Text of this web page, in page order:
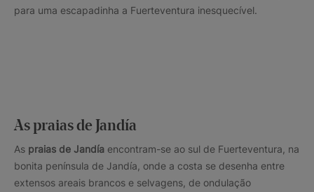
para uma escapadinha a Fuerteventura inesquecível.
As praias de Jandía
As praias de Jandía encontram-se ao sul de Fuerteventura, na
bonita península de Jandía, onde a costa se desenha entre
extensos areais brancos e selvagens, de ondulação